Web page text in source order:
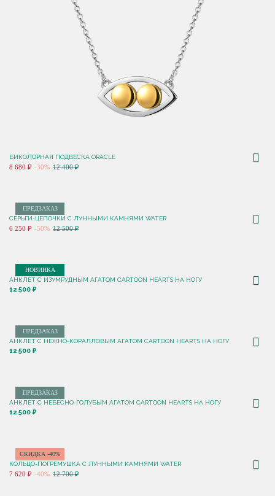
БИКОЛОРНАЯ ПОДВЕСКА ORACLE
8 680 ₽ -30% 12 400 ₽
ПРЕДЗАКАЗ
СЕРЬГИ-ЦЕПОЧКИ С ЛУННЫМИ КАМНЯМИ WATER
6 250 ₽ -50% 12 500 ₽
НОВИНКА
АНКЛЕТ С ИЗУМРУДНЫМ АГАТОМ CARTOON HEARTS НА НОГУ
12 500 ₽
ПРЕДЗАКАЗ
АНКЛЕТ С НЕЖНО-КОРАЛЛОВЫМ АГАТОМ CARTOON HEARTS НА НОГУ
12 500 ₽
ПРЕДЗАКАЗ
АНКЛЕТ С НЕБЕСНО-ГОЛУБЫМ АГАТОМ CARTOON HEARTS НА НОГУ
12 500 ₽
СКИДКА -40%
КОЛЬЦО-ПОГРЕМУШКА С ЛУННЫМИ КАМНЯМИ WATER
7 620 ₽ -40% 12 700 ₽